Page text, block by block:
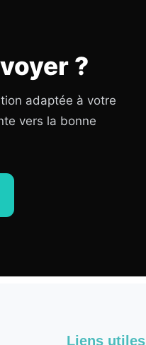
?
adaptée à votre
vers la bonne
Liens utiles